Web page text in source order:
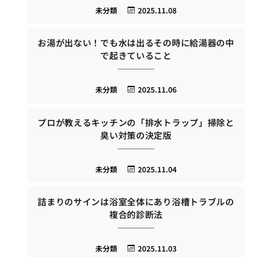
2025.11.08
未分類
お湯が出ない！でも水は出るその時に給湯器の中
で起きていること
2025.11.06
未分類
プロが教えるキッチンの「排水トラップ」掃除と
臭い対策の決定版
2025.11.04
未分類
詰まりのサインは浴室全体にあり浴槽トラブルの
複合的診断法
2025.11.03
未分類